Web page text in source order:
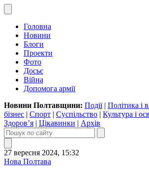
Головна
Новини
Блоги
Проекти
Фото
Досьє
Війна
Допомога армії
Новини Полтавщини: Події| Політика і
бізнес | Спорт | Суспільство | Культура і
Здоров’я | Цікавинки | Архів
27 вересня 2024, 15:32
Нова Полтава